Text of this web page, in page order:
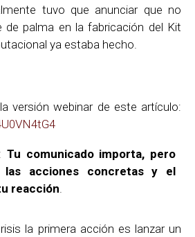
tuvo que anunciar que no
de palma en la fabricación del Kit
ya estaba hecho.
versión webinar de este artículo:
Tu comunicado importa, pero
las acciones concretas y el
reacción
la primera acción es lanzar un